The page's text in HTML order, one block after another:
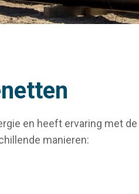
en heeft ervaring met
manieren: